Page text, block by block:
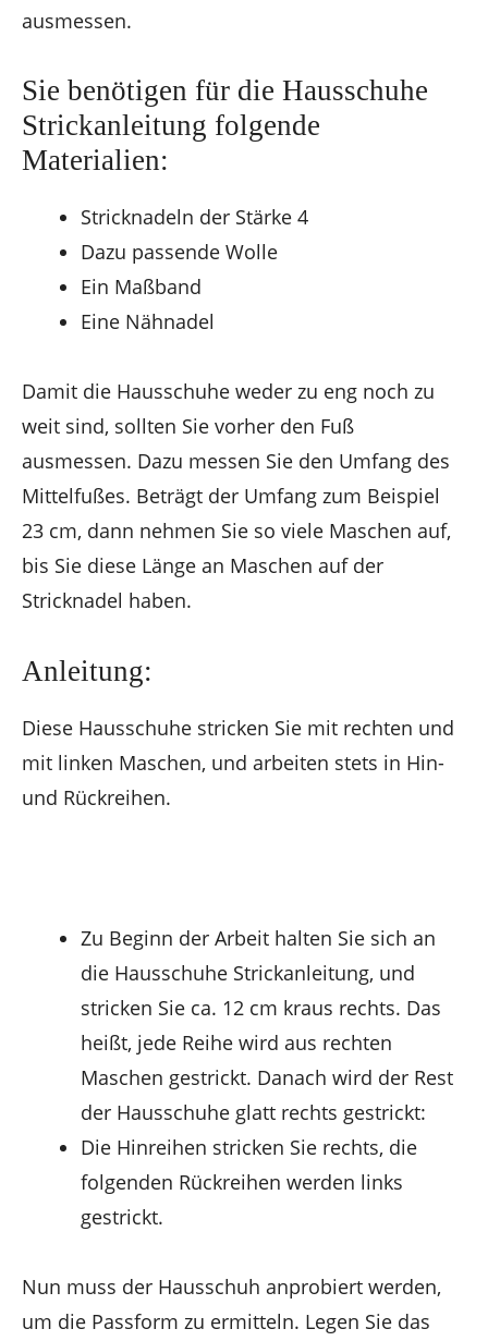
ausmessen.
Sie benötigen für die Hausschuhe
Strickanleitung folgende
Materialien:
Stricknadeln der Stärke 4
Dazu passende Wolle
Ein Maßband
Eine Nähnadel
Damit die Hausschuhe weder zu eng noch zu
weit sind, sollten Sie vorher den Fuß
ausmessen. Dazu messen Sie den Umfang des
Mittelfußes. Beträgt der Umfang zum Beispiel
23 cm, dann nehmen Sie so viele Maschen auf,
bis Sie diese Länge an Maschen auf der
Stricknadel haben.
Anleitung:
Diese Hausschuhe stricken Sie mit rechten und
mit linken Maschen, und arbeiten stets in Hin-
und Rückreihen.
Zu Beginn der Arbeit halten Sie sich an
die Hausschuhe Strickanleitung, und
stricken Sie ca. 12 cm kraus rechts. Das
heißt, jede Reihe wird aus rechten
Maschen gestrickt. Danach wird der Rest
der Hausschuhe glatt rechts gestrickt:
Die Hinreihen stricken Sie rechts, die
folgenden Rückreihen werden links
gestrickt.
Nun muss der Hausschuh anprobiert werden,
um die Passform zu ermitteln. Legen Sie das